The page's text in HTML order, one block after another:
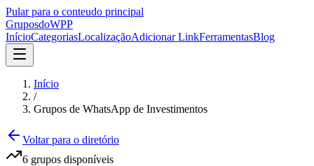
Pular para o conteudo principal
GruposdoWPP
InícioCategoriasLocalizaçãoAdicionar LinkFerramentasBlog
Início
/
Grupos de WhatsApp de Investimentos
Voltar para o diretório
6 grupos disponíveis